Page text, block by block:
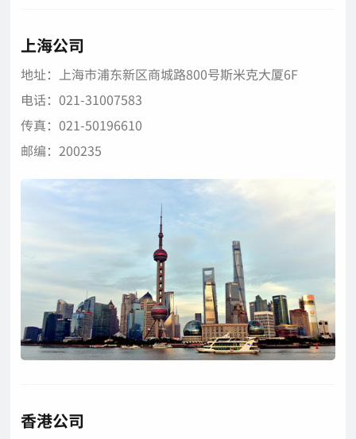
上海公司
地址：上海市浦东新区商城路800号斯米克大厦6F
电话：021-31007583
传真：021-50196610
邮编：200235
香港公司